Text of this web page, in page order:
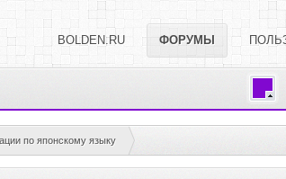
BOLDEN.RU ФОРУМЫ
по японскому языку